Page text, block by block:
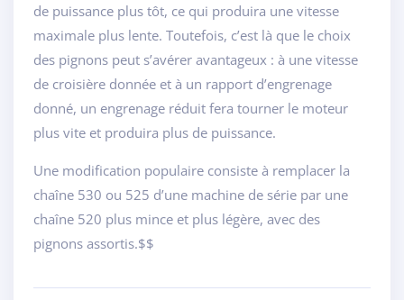
de puissance plus tôt, ce qui produira une vitesse
maximale plus lente. Toutefois, c’est là que le choix
des pignons peut s’avérer avantageux : à une vitesse
de croisière donnée et à un rapport d’engrenage
donné, un engrenage réduit fera tourner le moteur
plus vite et produira plus de puissance.
Une modification populaire consiste à remplacer la
chaîne 530 ou 525 d’une machine de série par une
chaîne 520 plus mince et plus légère, avec des
pignons assortis.$$